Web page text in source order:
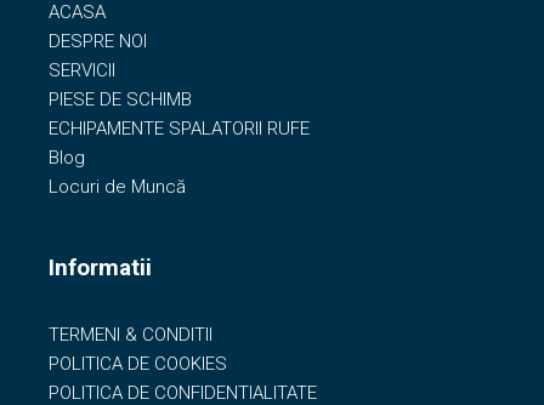
ACASA
DESPRE NOI
SERVICII
PIESE DE SCHIMB
ECHIPAMENTE SPALATORII RUFE
Blog
Locuri de Muncă
Informatii
TERMENI & CONDITII
POLITICA DE COOKIES
POLITICA DE CONFIDENTIALITATE